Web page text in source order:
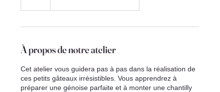
À propos de notre atelier
Cet atelier vous guidera pas à pas dans la réalisation de
ces petits gâteaux irrésistibles. Vous apprendrez à
préparer une génoise parfaite et à monter une chantilly